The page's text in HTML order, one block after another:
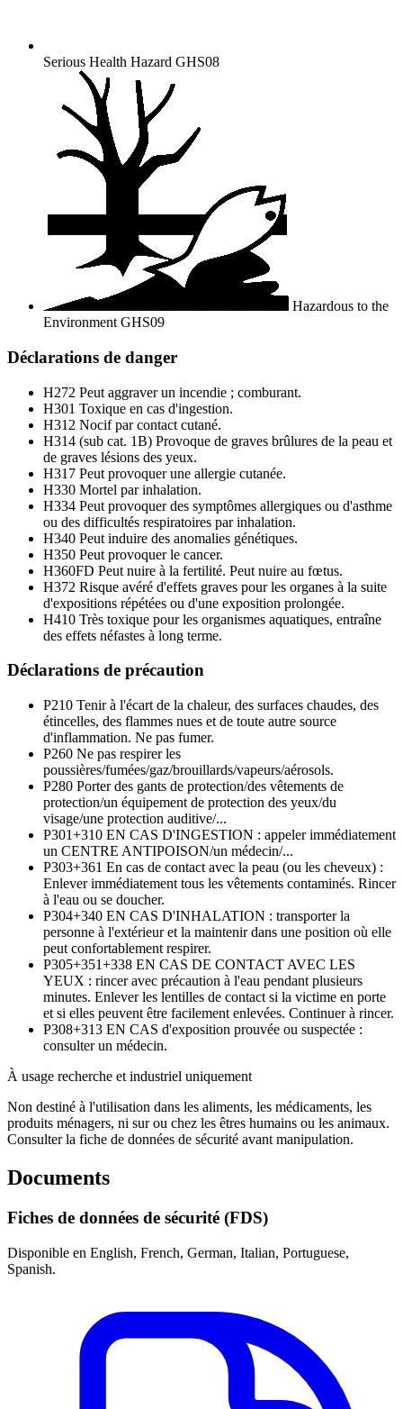
Serious Health Hazard GHS08
Hazardous to the
Environment GHS09
Déclarations de danger
H272 Peut aggraver un incendie ; comburant.
H301 Toxique en cas d'ingestion.
H312 Nocif par contact cutané.
H314 (sub cat. 1B) Provoque de graves brûlures de la peau et
de graves lésions des yeux.
H317 Peut provoquer une allergie cutanée.
H330 Mortel par inhalation.
H334 Peut provoquer des symptômes allergiques ou d'asthme
ou des difficultés respiratoires par inhalation.
H340 Peut induire des anomalies génétiques.
H350 Peut provoquer le cancer.
H360FD Peut nuire à la fertilité. Peut nuire au fœtus.
H372 Risque avéré d'effets graves pour les organes à la suite
d'expositions répétées ou d'une exposition prolongée.
H410 Très toxique pour les organismes aquatiques, entraîne
des effets néfastes à long terme.
Déclarations de précaution
P210 Tenir à l'écart de la chaleur, des surfaces chaudes, des
étincelles, des flammes nues et de toute autre source
d'inflammation. Ne pas fumer.
P260 Ne pas respirer les
poussières/fumées/gaz/brouillards/vapeurs/aérosols.
P280 Porter des gants de protection/des vêtements de
protection/un équipement de protection des yeux/du
visage/une protection auditive/...
P301+310 EN CAS D'INGESTION : appeler immédiatement
un CENTRE ANTIPOISON/un médecin/...
P303+361 En cas de contact avec la peau (ou les cheveux) :
Enlever immédiatement tous les vêtements contaminés. Rincer
à l'eau ou se doucher.
P304+340 EN CAS D'INHALATION : transporter la
personne à l'extérieur et la maintenir dans une position où elle
peut confortablement respirer.
P305+351+338 EN CAS DE CONTACT AVEC LES
YEUX : rincer avec précaution à l'eau pendant plusieurs
minutes. Enlever les lentilles de contact si la victime en porte
et si elles peuvent être facilement enlevées. Continuer à rincer.
P308+313 EN CAS d'exposition prouvée ou suspectée :
consulter un médecin.
À usage recherche et industriel uniquement
Non destiné à l'utilisation dans les aliments, les médicaments, les
produits ménagers, ni sur ou chez les êtres humains ou les animaux.
Consulter la fiche de données de sécurité avant manipulation.
Documents
Fiches de données de sécurité (FDS)
Disponible en English, French, German, Italian, Portuguese,
Spanish.